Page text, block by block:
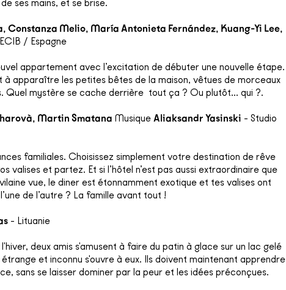
ses mains, et se brise.
Constanza Melio, María Antonieta Fernández, Kuang-Yi Lee,
/ Espagne
appartement avec l’excitation de débuter une nouvelle étape.
apparaître les petites bêtes de la maison, vêtues de morceaux
Quel mystère se cache derrière tout ça ? Ou plutôt… qui ?.
Martin Smatana Musique Aliaksandr Yasinski - Studio
familiales. Choisissez simplement votre destination de rêve
valises et partez. Et si l’hôtel n’est pas aussi extraordinaire que
vue, le diner est étonnamment exotique et tes valises ont
de l’autre ? La famille avant tout !
- Lituanie
deux amis s'amusent à faire du patin à glace sur un lac gelé
et inconnu s'ouvre à eux. Ils doivent maintenant apprendre
sans se laisser dominer par la peur et les idées préconçues.